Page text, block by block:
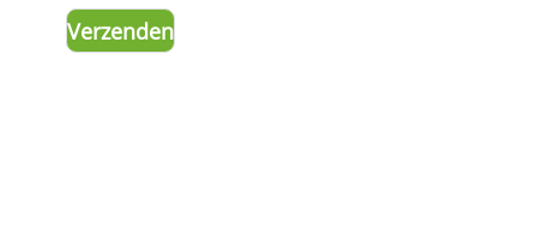
uwadvertentieinstellingen